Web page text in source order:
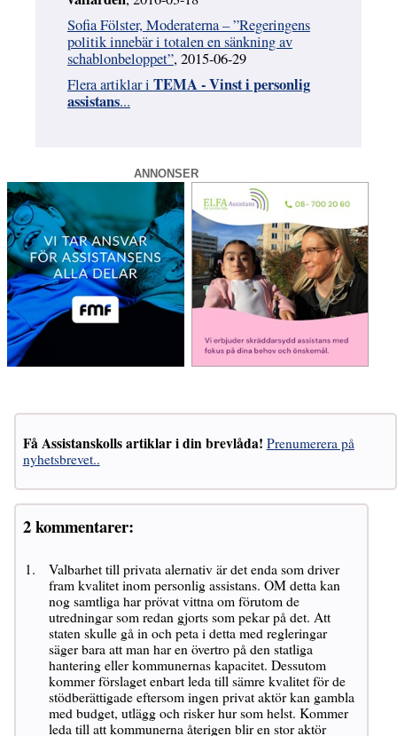
Sofia Fölster, Moderaterna – ”Regeringens
politik innebär i totalen en sänkning av
schablonbeloppet”, 2015-06-29
Flera artiklar i TEMA - Vinst i personlig
assistans...
ANNONSER
Få Assistanskolls artiklar i din brevlåda! Prenumerera på
nyhetsbrevet..
2 kommentarer:
Valbarhet till privata alernativ är det enda som driver
fram kvalitet inom personlig assistans. OM detta kan
nog samtliga har prövat vittna om förutom de
utredningar som redan gjorts som pekar på det. Att
staten skulle gå in och peta i detta med regleringar
säger bara att man har en övertro på den statliga
hantering eller kommunernas kapacitet. Dessutom
kommer förslaget enbart leda till sämre kvalitet för de
stödberättigade eftersom ingen privat aktör kan gambla
med budget, utlägg och risker hur som helst. Kommer
leda till att kommunerna återigen blir en stor aktör